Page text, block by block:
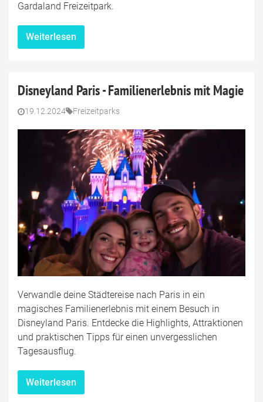
Gardaland Freizeitpark.
Weiterlesen
Disneyland Paris - Familienerlebnis mit Magie
19.12.2024 Freizeitparks
Verwandle deine Städtereise nach Paris in ein
magisches Familienerlebnis mit einem Besuch in
Disneyland Paris. Entdecke die Highlights, Attraktionen
und praktischen Tipps für einen unvergesslichen
Tagesausflug.
Weiterlesen